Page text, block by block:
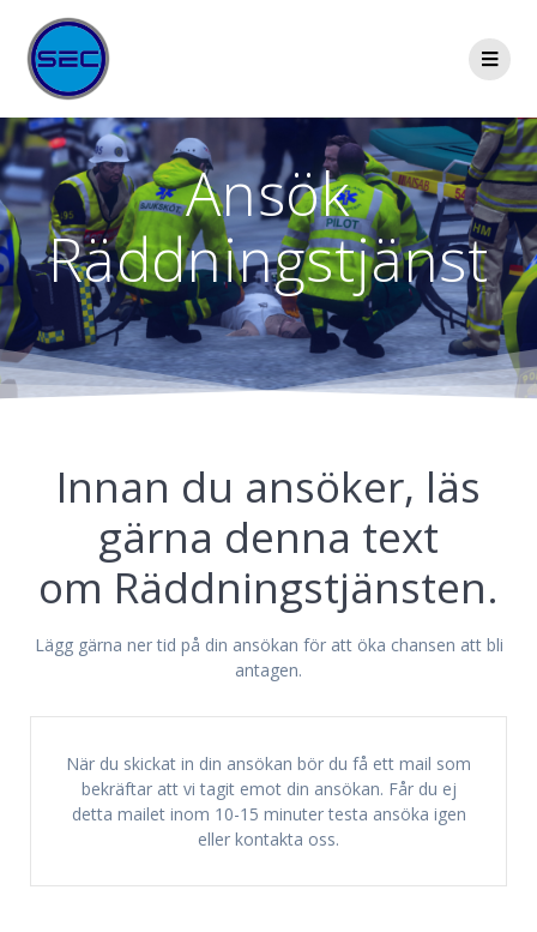
Ansök
Räddningstjänst
Innan du ansöker, läs
gärna denna text
om Räddningstjänsten.
Lägg gärna ner tid på din ansökan för att öka chansen att bli
antagen.
När du skickat in din ansökan bör du få ett mail som
bekräftar att vi tagit emot din ansökan. Får du ej
detta mailet inom 10-15 minuter testa ansöka igen
eller kontakta oss.